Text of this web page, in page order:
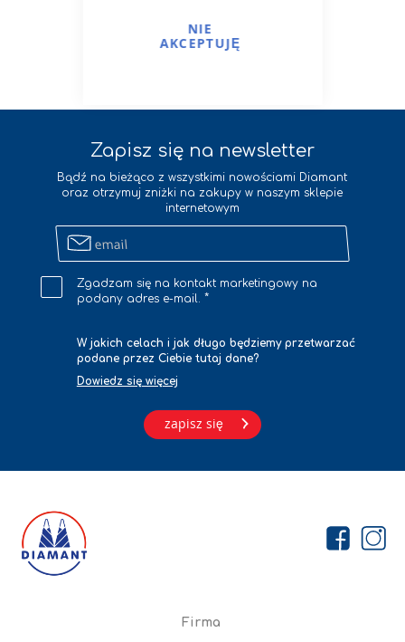
NIE
AKCEPTUJĘ
Zapisz się na newsletter
Bądź na bieżąco z wszystkimi nowościami Diamant
oraz otrzymuj zniżki na zakupy w naszym sklepie
internetowym
Zapisz
się
newsletter
Zgadzam się na kontakt marketingowy na
podany adres e-mail.
W jakich celach i jak długo będziemy przetwarzać
podane przez Ciebie tutaj dane?
Dowiedz się więcej
zapisz się
Firma